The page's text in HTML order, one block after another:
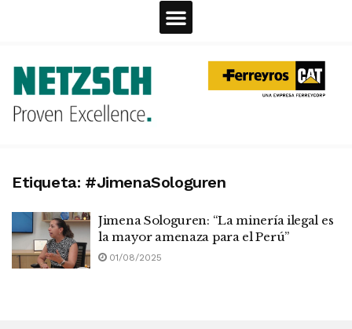
Etiqueta: #JimenaSologuren
Jimena Sologuren: “La minería ilegal es
la mayor amenaza para el Perú”
01/08/2025